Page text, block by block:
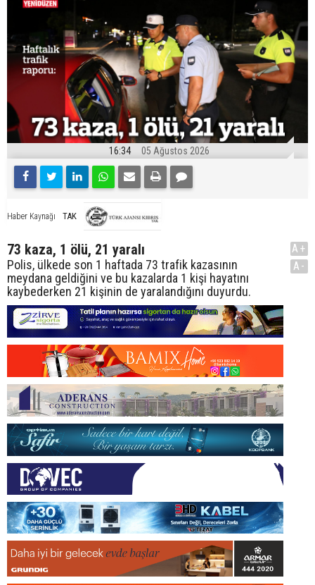
16:34 05 Ağustos 2026
Haber Kaynağı TAK
73 kaza, 1 ölü, 21 yaralı
Polis, ülkede son 1 haftada 73 trafik kazasının
meydana geldiğini ve bu kazalarda 1 kişi hayatını
kaybederken 21 kişinin de yaralandığını duyurdu.
A+
A-